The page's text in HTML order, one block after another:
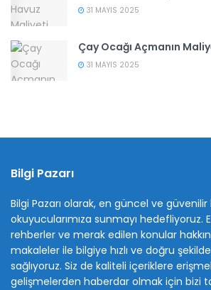
31 MAYIS 2025
Çay Ocağı Açmanın
31 MAYIS 2025
Bilgi Pazarı
Bilgi Pazarı olarak, en güncel ve güvenilir
okuyucularımıza sunmayı hedefliyoruz.
rehberler ve merak edilen konular
makaleler ile bilgiye hızlı ve doğru şekilde
sağlıyoruz. Siz de kaliteli içeriklere
gelişmelerden haberdar olmak için bizi